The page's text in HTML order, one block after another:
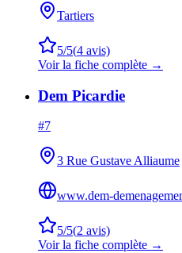
Tartiers
5/5(4 avis)
Voir la fiche complète →
Dem Picardie
#7
3 Rue Gustave Alliaume
www.dem-
5/5(2 avis)
Voir la fiche complète →